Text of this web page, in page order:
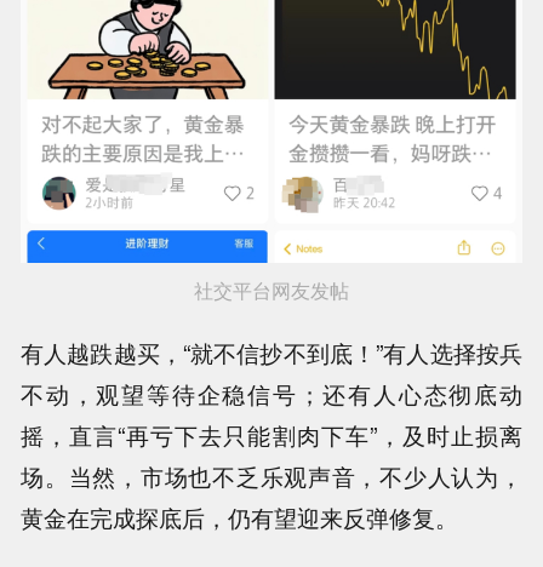
社交平台网友发帖
有人越跌越买，“就不信抄不到底！”有人选择按兵
不动，观望等待企稳信号；还有人心态彻底动
摇，直言“再亏下去只能割肉下车”，及时止损离
场。当然，市场也不乏乐观声音，不少人认为，
黄金在完成探底后，仍有望迎来反弹修复。